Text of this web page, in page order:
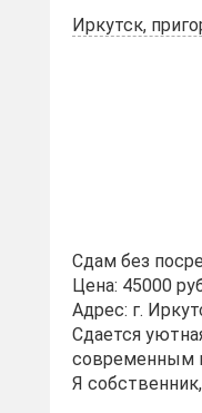
Иркутск,
Сдам без
Цена: 45000
Адрес: г.
Сдается
современным
Я